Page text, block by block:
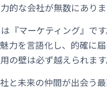
的な会社が無数にありま
『マーケティング』です
力を言語化し、的確に
の壁は必ず越えられます
と未来の仲間が出会う